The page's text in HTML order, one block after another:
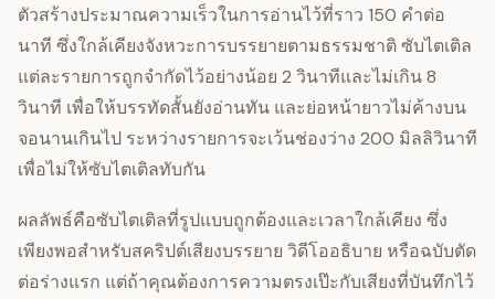
ตัวสร้างประมาณความเร็วในการอ่านไว้ที่ราว 150 คำต่อ
นาที ซึ่งใกล้เคียงจังหวะการบรรยายตามธรรมชาติ ซับไตเติล
แต่ละรายการถูกจำกัดไว้อย่างน้อย 2 วินาทีและไม่เกิน 8
วินาที เพื่อให้บรรทัดสั้นยังอ่านทัน และย่อหน้ายาวไม่ค้างบน
จอนานเกินไป ระหว่างรายการจะเว้นช่องว่าง 200 มิลลิวินาที
เพื่อไม่ให้ซับไตเติลทับกัน
ผลลัพธ์คือซับไตเติลที่รูปแบบถูกต้องและเวลาใกล้เคียง ซึ่ง
เพียงพอสำหรับสคริปต์เสียงบรรยาย วิดีโออธิบาย หรือฉบับตัด
ต่อร่างแรก แต่ถ้าคุณต้องการความตรงเป๊ะกับเสียงที่บันทึกไว้